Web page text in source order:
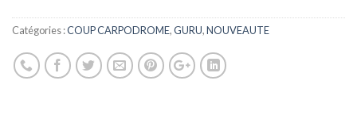
Catégories :COUP CARPODROME,GURU,NOUVEAUTE